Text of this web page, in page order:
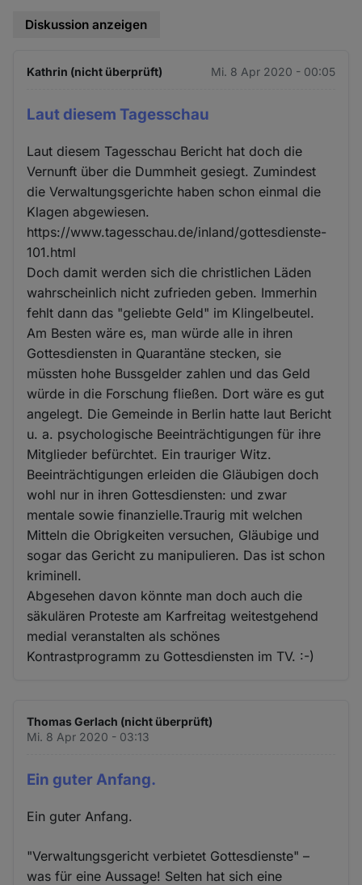
Diskussion anzeigen
Kathrin (nicht überprüft) Mi. 8 Apr 2020 - 00:05
Laut diesem Tagesschau
Laut diesem Tagesschau Bericht hat doch die
Vernunft über die Dummheit gesiegt. Zumindest
die Verwaltungsgerichte haben schon einmal die
Klagen abgewiesen.
https://www.tagesschau.de/inland/gottesdienste-
101.html
Doch damit werden sich die christlichen Läden
wahrscheinlich nicht zufrieden geben. Immerhin
fehlt dann das "geliebte Geld" im Klingelbeutel.
Am Besten wäre es, man würde alle in ihren
Gottesdiensten in Quarantäne stecken, sie
müssten hohe Bussgelder zahlen und das Geld
würde in die Forschung fließen. Dort wäre es gut
angelegt. Die Gemeinde in Berlin hatte laut Bericht
u. a. psychologische Beeinträchtigungen für ihre
Mitglieder befürchtet. Ein trauriger Witz.
Beeinträchtigungen erleiden die Gläubigen doch
wohl nur in ihren Gottesdiensten: und zwar
mentale sowie finanzielle.Traurig mit welchen
Mitteln die Obrigkeiten versuchen, Gläubige und
sogar das Gericht zu manipulieren. Das ist schon
kriminell.
Abgesehen davon könnte man doch auch die
säkulären Proteste am Karfreitag weitestgehend
medial veranstalten als schönes
Kontrastprogramm zu Gottesdiensten im TV. :-)
Thomas Gerlach (nicht überprüft)
Mi. 8 Apr 2020 - 03:13
Ein guter Anfang.
Ein guter Anfang.
"Verwaltungsgericht verbietet Gottesdienste" –
was für eine Aussage! Selten hat sich eine